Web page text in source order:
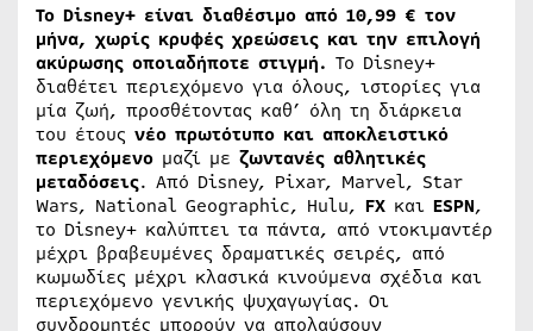
Το Disney+ είναι διαθέσιμο από 10,99 € τον
μήνα, χωρίς κρυφές χρεώσεις και την επιλογή
ακύρωσης οποιαδήποτε στιγμή. Το Disney+
διαθέτει περιεχόμενο για όλους, ιστορίες για
μία ζωή, προσθέτοντας καθ’ όλη τη διάρκεια
του έτους νέο πρωτότυπο και αποκλειστικό
περιεχόμενο μαζί με ζωντανές αθλητικές
μεταδόσεις. Από Disney, Pixar, Marvel, Star
Wars, National Geographic, Hulu, FX και ESPN,
το Disney+ καλύπτει τα πάντα, από ντοκιμαντέρ
μέχρι βραβευμένες δραματικές σειρές, από
κωμωδίες μέχρι κλασικά κινούμενα σχέδια και
περιεχόμενο γενικής ψυχαγωγίας. Οι
συνδρομητές μπορούν να απολαύσουν